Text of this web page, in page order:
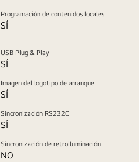
Programación de contenidos locales
SÍ
USB Plug & Play
SÍ
Imagen del logotipo de arranque
SÍ
Sincronización RS232C
SÍ
Sincronización de retroiluminación
NO